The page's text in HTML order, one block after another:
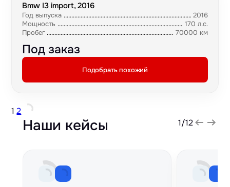
Bmw I3 import, 2016
Год выпуска
2016
Мощность
170 л.с.
Пробег
70000 км
Под заказ
Подобрать похожий
1 2
Наши кейсы 1/12